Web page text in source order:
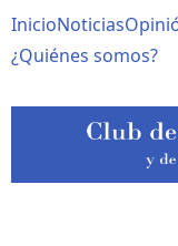
al
contenido
Navegación
principal
InicioNoticias
¿Quiénes somos?